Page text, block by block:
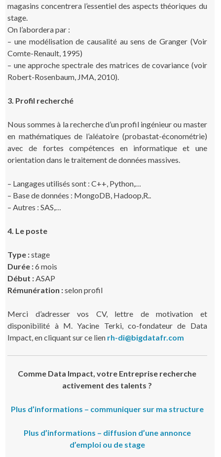
magasins concentrera l’essentiel des aspects théoriques du
stage.
On l’abordera par :
– une modélisation de causalité au sens de Granger (Voir
Comte-Renault, 1995)
– une approche spectrale des matrices de covariance (voir
Robert-Rosenbaum, JMA, 2010).
3. Profil recherché
Nous sommes à la recherche d’un profil ingénieur ou master
en mathématiques de l’aléatoire (probastat-économétrie)
avec de fortes compétences en informatique et une
orientation dans le traitement de données massives.
– Langages utilisés sont : C++, Python,…
– Base de données : MongoDB, Hadoop,R..
– Autres : SAS,…
4. Le poste
Type :stage
Durée :6 mois
Début : ASAP
Rémunération :selon profil
Merci d’adresser vos CV, lettre de motivation et
disponibilité à M. Yacine Terki, co-fondateur de Data
Impact, en cliquant sur ce lien rh-di@bigdatafr.com
Comme Data Impact, votre Entreprise recherche
activement des talents ?
Plus d’informations – communiquer sur ma structure
Plus d’informations – diffusion d’une annonce
d’emploi ou de stage